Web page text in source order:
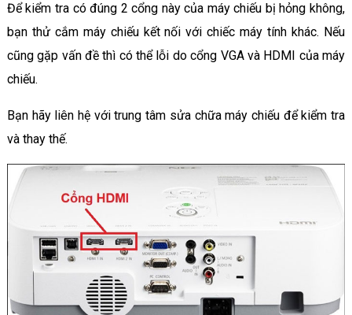
Để kiểm tra có đúng 2 cổng này của máy chiếu bị hỏng không,
bạn thử cắm máy chiếu kết nối với chiếc máy tính khác. Nếu
cũng gặp vấn đề thì có thể lỗi do cổng VGA và HDMI của máy
chiếu.
Bạn hãy liên hệ với trung tâm sửa chữa máy chiếu để kiểm tra
và thay thế.